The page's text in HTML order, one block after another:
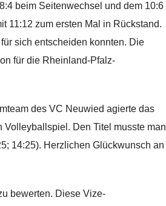
beim Seitenwechsel und dem 10:6
11:12 zum ersten Mal in Rückstand.
sich entscheiden konnten. Die
für die Rheinland-Pfalz-
des VC Neuwied agierte das
Den Titel musste man
14:25). Herzlichen Glückwunsch an
bewerten. Diese Vize-